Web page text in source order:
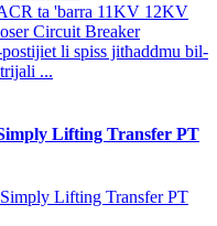
ta 'barra 11KV 12KV
Circuit Breaker
li spiss jitħaddmu bil-
...
Lifting Transfer PT